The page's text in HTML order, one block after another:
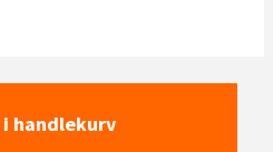
handlekurv